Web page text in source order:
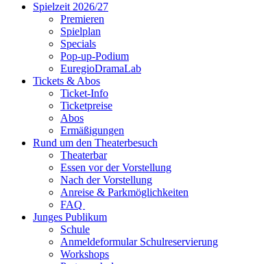
Spielzeit 2026/27
Premieren
Spielplan
Specials
Pop-up-Podium
EuregioDramaLab
Tickets & Abos
Ticket-Info
Ticketpreise
Abos
Ermäßigungen
Rund um den Theaterbesuch
Theaterbar
Essen vor der Vorstellung
Nach der Vorstellung
Anreise & Parkmöglichkeiten
FAQ
Junges Publikum
Schule
Anmeldeformular Schulreservierung
Workshops